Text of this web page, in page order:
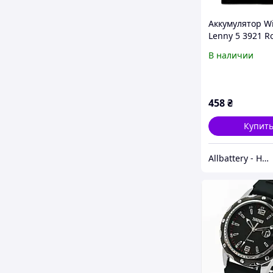
Аккумулятор
Lenny 5 3921
В наличии
458₴
Allbattery - Номер Один в Украине в Области Аккумуляторов для Ноутбуков.